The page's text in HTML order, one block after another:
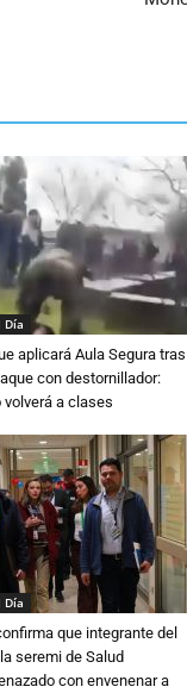
Día
aplicará Aula Segura tras
con destornillador:
volverá a clases
Día
que integrante del
seremi de Salud
con envenenar a